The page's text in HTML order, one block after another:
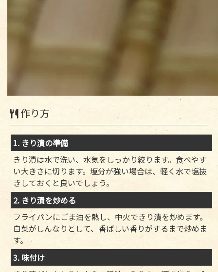
作り方
1. きり漬の準備
きり漬は水で洗い、水気をしっかり絞ります。食べやす
い大きさに切ります。塩分が強い場合は、軽く水で塩抜
きしておくと良いでしょう。
2. きり漬を炒める
フライパンにごま油を熱し、中火できり漬を炒めます。
白菜がしんなりとして、香ばしい香りがするまで炒めま
す。
3. 味付け